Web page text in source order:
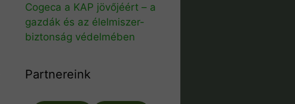
Cogeca a KAP jövőjéért – a
gazdák és az élelmiszer-
biztonság védelmében
Partnereink